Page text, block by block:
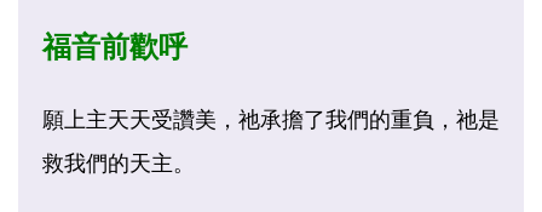
福音前歡呼
願上主天天受讚美，祂承擔了我們的重負，祂是
救我們的天主。